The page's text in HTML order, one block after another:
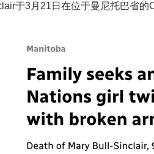
于3月21日在位于曼尼托巴省的